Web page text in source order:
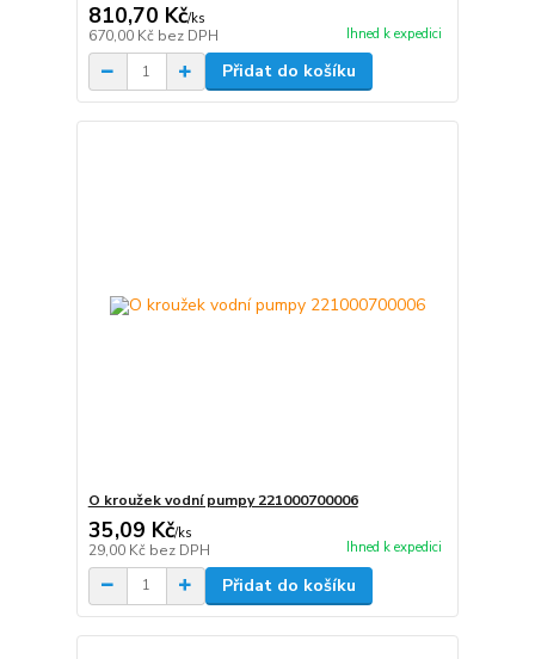
810,70 Kč/ks
670,00 Kč bez DPH Ihned k expedici
Přidat do košíku
O kroužek vodní pumpy 221000700006
35,09 Kč/ks
29,00 Kč bez DPH Ihned k expedici
Přidat do košíku